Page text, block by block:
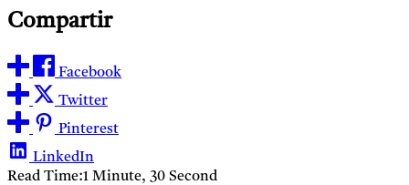
Compartir
Facebook
Twitter
Pinterest
LinkedIn
Read Time:1 Minute, 30 Second